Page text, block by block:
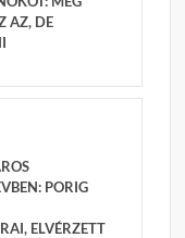
AZ, DE
PORIG
ELVÉRZETT